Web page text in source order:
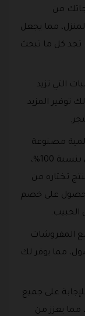
من
مما يجعل
تجد كل ما تبحث
التي تزيد
لك توفير المزيد
مصنوعة
من أفضل الخامات، بما في ذلك القطن بنسبة 100%،
تختاره من
الحصول على خصم
المفروشات
مما يوفر لك
على جميع
مما يعزز من